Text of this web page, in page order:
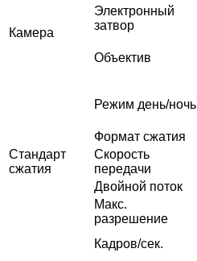
Камера
Электронный
затвор
Объектив
Режим день/ночь
Стандарт
сжатия
Формат сжатия
Скорость
передачи
Двойной поток
Макс.
разрешение
Кадров/сек.